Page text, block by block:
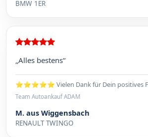
BMW 1ER
„Alles bestens“
⭐⭐⭐⭐⭐ Vielen Dank für Dein positives
Team Autoankauf ADAM
M. aus Wiggensbach
RENAULT TWINGO